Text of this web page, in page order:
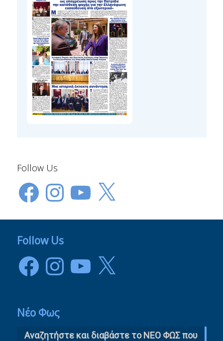
Follow Us
FacebookInstagramYouTube
X
Follow Us
FacebookInstagramYouTube
X
Νέο Φως
Αναζητήστε και διαβάστε το NΕΟ ΦΩΣ που